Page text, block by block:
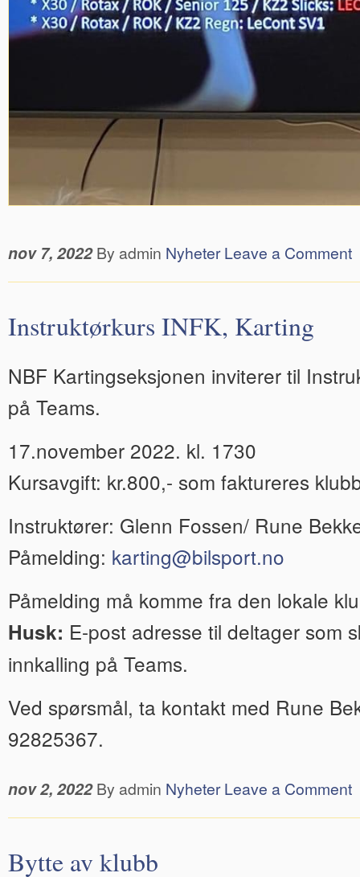
nov 7, 2022 By admin Nyheter Leave a Comment
Instruktørkurs INFK, Karting
NBF Kartingseksjonen inviterer til
på Teams.
17.november 2022. kl. 1730
Kursavgift: kr.800,- som faktureres
Instruktører: Glenn Fossen/ Rune
Påmelding: karting@bilsport.no
Påmelding må komme fra den lokale
Husk: E-post adresse til deltager som
innkalling på Teams.
Ved spørsmål, ta kontakt med Rune
92825367.
nov 2, 2022 By admin Nyheter Leave a Comment
Bytte av klubb